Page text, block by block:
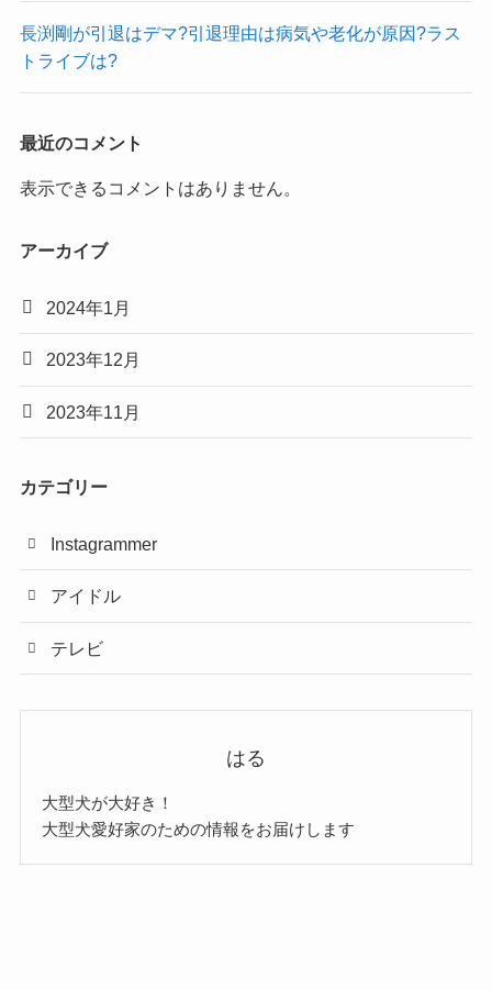
長渕剛が引退はデマ?引退理由は病気や老化が原因?ラス
トライブは?
最近のコメント
表示できるコメントはありません。
アーカイブ
2024年1月
2023年12月
2023年11月
カテゴリー
Instagrammer
アイドル
テレビ
はる
大型犬が大好き！
大型犬愛好家のための情報をお届けします